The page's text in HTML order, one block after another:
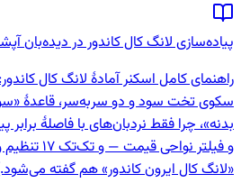
لانگ کال کاندور در دیده‌بان
کامل اسکنر آمادهٔ لانگ کال
تخت سود و دو سربه‌سر، قاعدهٔ «سود
چرا فقط نردبان‌های با فاصلهٔ برابر
و فیلتر نواحی
کال ایرون کاندور» هم گفته می‌شود.)